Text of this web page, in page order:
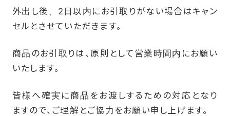
外出し後、2日以内にお引取りがない場合はキャン
セルとさせていただきます。
商品のお引取りは、原則として営業時間内にお願い
いたします。
皆様へ確実に商品をお渡しするための対応となり
ますので、ご理解とご協力をお願い申し上げます。